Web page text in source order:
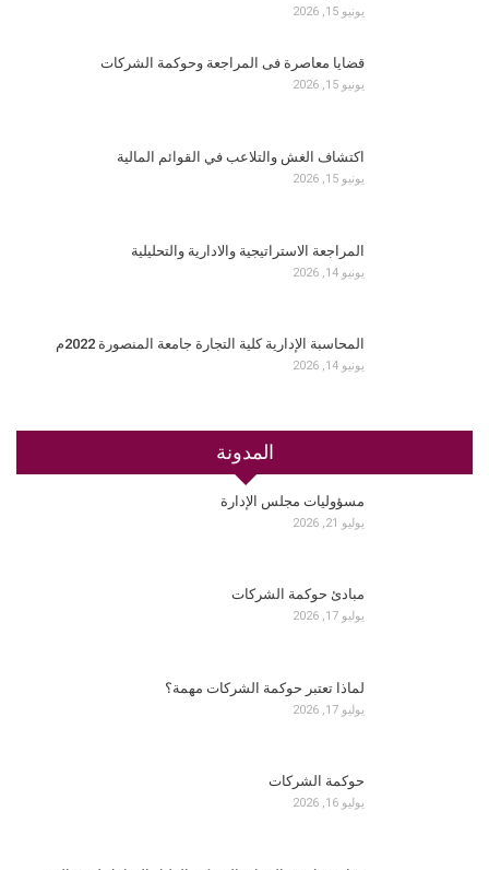
يونيو 15, 2026
قضايا معاصرة فى المراجعة وحوكمة الشركات
يونيو 15, 2026
اكتشاف الغش والتلاعب في القوائم المالية
يونيو 15, 2026
المراجعة الاستراتيجية والادارية والتحليلية
يونيو 14, 2026
المحاسبة الإدارية كلية التجارة جامعة المنصورة 2022م
يونيو 14, 2026
المدونة
مسؤوليات مجلس الإدارة
يوليو 21, 2026
مبادئ حوكمة الشركات
يوليو 17, 2026
لماذا تعتبر حوكمة الشركات مهمة؟
يوليو 17, 2026
حوكمة الشركات
يوليو 16, 2026